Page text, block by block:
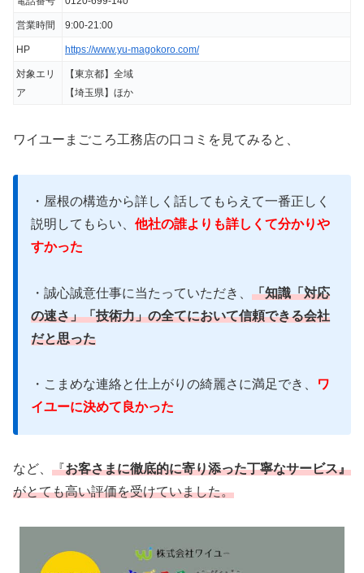
ど誠心誠意仕事に当たっていただきました。
また、
他社では指摘されなかった棟板金の劣
化も教えてくださり交換しましたが、今後の
と思いました。
できる会社だと思いました。
営業時間 9:00-21:00
HP https://www.yu-magokoro.com/
対象エリ
ア
【東京都】全域
【埼玉県】ほか
ワイユーまごころ工務店の口コミを見てみると、
・屋根の構造から詳しく話してもらえて一番正しく
説明してもらい、 他社の誰よりも詳しくて分かりや
すかった
・誠心誠意仕事に当たっていただき、 「知識「対応
の速さ」「技術力」の全てにおいて信頼できる会社
だと思った
・こまめな連絡と仕上がりの綺麗さに満足でき、
ワ
イユーに決めて良かった
など、 『お客さまに徹底的に寄り添った丁寧なサービス』
がとても高い評価を受けていました。